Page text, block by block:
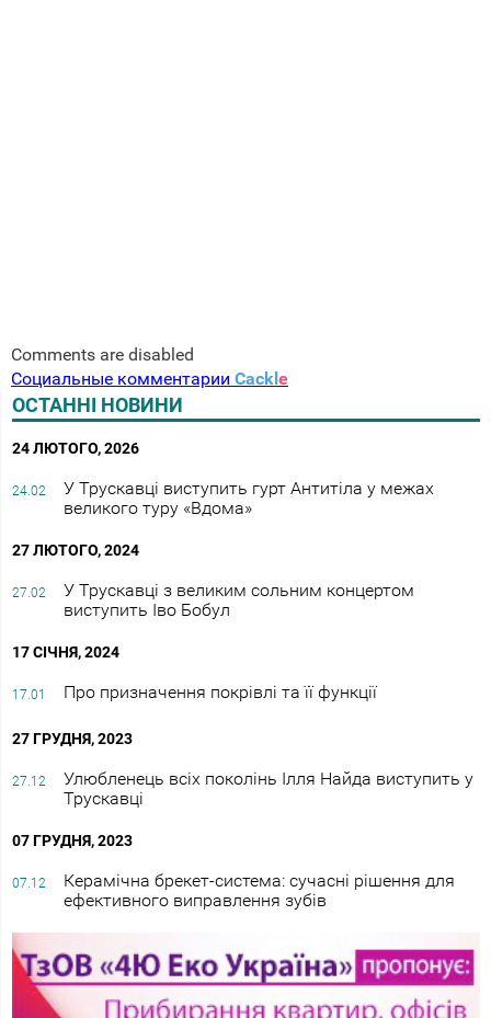
Comments are disabled
Социальные комментарии Cackle
ОСТАННІ НОВИНИ
24 ЛЮТОГО, 2026
24.02
У Трускавці виступить гурт Антитіла у межах
великого туру «Вдома»
27 ЛЮТОГО, 2024
27.02
У Трускавці з великим сольним концертом
виступить Іво Бобул
17 СІЧНЯ, 2024
17.01 Про призначення покрівлі та її функції
27 ГРУДНЯ, 2023
27.12
Улюбленець всіх поколінь Ілля Найда виступить у
Трускавці
07 ГРУДНЯ, 2023
07.12
Керамічна брекет-система: сучасні рішення для
ефективного виправлення зубів